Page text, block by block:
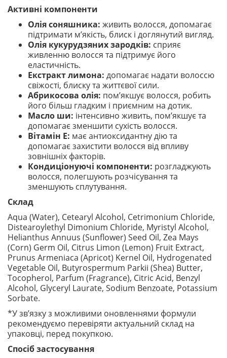
Активні компоненти
Олія соняшника: живить волосся, допомагає
підтримати м’якість, блиск і доглянутий вигляд.
Олія кукурудзяних зародків: сприяє
живленню волосся та підтримує його
еластичність.
Екстракт лимона: допомагає надати волоссю
свіжості, блиску та життєвої сили.
Абрикосова олія: пом’якшує волосся, робить
його більш гладким і приємним на дотик.
Масло ши: інтенсивно живить, пом’якшує та
допомагає зменшити сухість волосся.
Вітамін E: має антиоксидантну дію та
допомагає захистити волосся від впливу
зовнішніх факторів.
Кондиціонуючі компоненти: розгладжують
волосся, полегшують розчісування та
зменшують сплутування.
Склад
Aqua (Water), Cetearyl Alcohol, Cetrimonium Chloride,
Distearoylethyl Dimonium Chloride, Myristyl Alcohol,
Helianthus Annuus (Sunflower) Seed Oil, Zea Mays
(Corn) Germ Oil, Citrus Limon (Lemon) Fruit Extract,
Prunus Armeniaca (Apricot) Kernel Oil, Hydrogenated
Vegetable Oil, Butyrospermum Parkii (Shea) Butter,
Tocopherol, Parfum (Fragrance), Citric Acid, Benzyl
Alcohol, Glyceryl Laurate, Sodium Benzoate, Potassium
Sorbate.
*У зв’язку з можливими оновленнями формули
рекомендуємо перевіряти актуальний склад на
упаковці, перед покупкою.
Спосіб застосування